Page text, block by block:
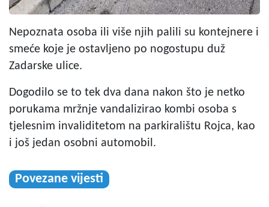
Nepoznata osoba ili više njih palili su kontejnere i
smeće koje je ostavljeno po nogostupu duž
Zadarske ulice.
Dogodilo se to tek dva dana nakon što je netko
porukama mržnje vandalizirao kombi osoba s
tjelesnim invaliditetom na parkiralištu Rojca, kao
i još jedan osobni automobil.
Povezane vijesti